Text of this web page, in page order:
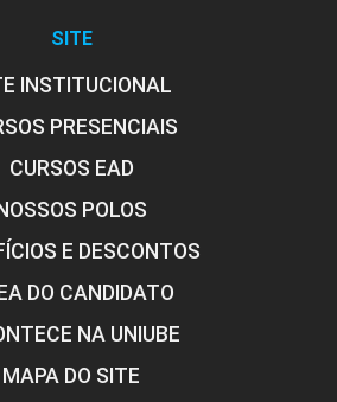
SITE
INSTITUCIONAL
PRESENCIAIS
CURSOS EAD
NOSSOS POLOS
E DESCONTOS
DO CANDIDATO
NA UNIUBE
MAPA DO SITE